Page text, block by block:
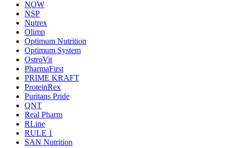
NOW
NSP
Nutrex
Olimp
Optimum Nutrition
Optimum System
OstroVit
PharmaFirst
PRIME KRAFT
ProteinRex
Puritans Pride
QNT
Real Pharm
RLine
RULE 1
SAN Nutrition